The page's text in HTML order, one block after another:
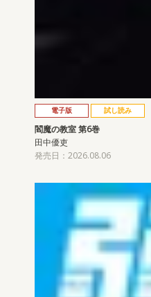
電子版 試し読み
閻魔の教室 第6巻
田中優吏
発売日：2026.08.06